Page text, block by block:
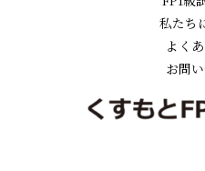
私たち
よく
お問